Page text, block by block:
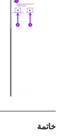
خاتمة